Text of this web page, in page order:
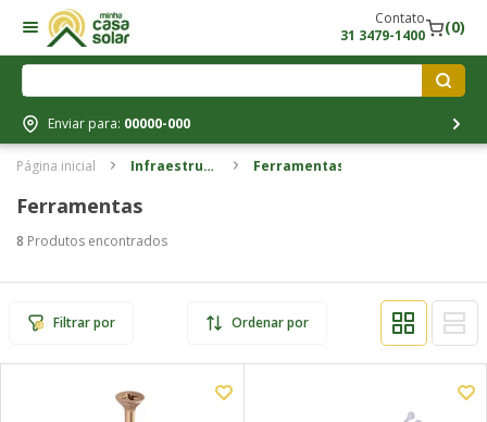
Contato
31 3479-1400
(0)
Enviar para: 00000-000
Página inicial
Infraestrutura
Ferramentas
Ferramentas
8 Produtos encontrados
Filtrar por Ordenar por